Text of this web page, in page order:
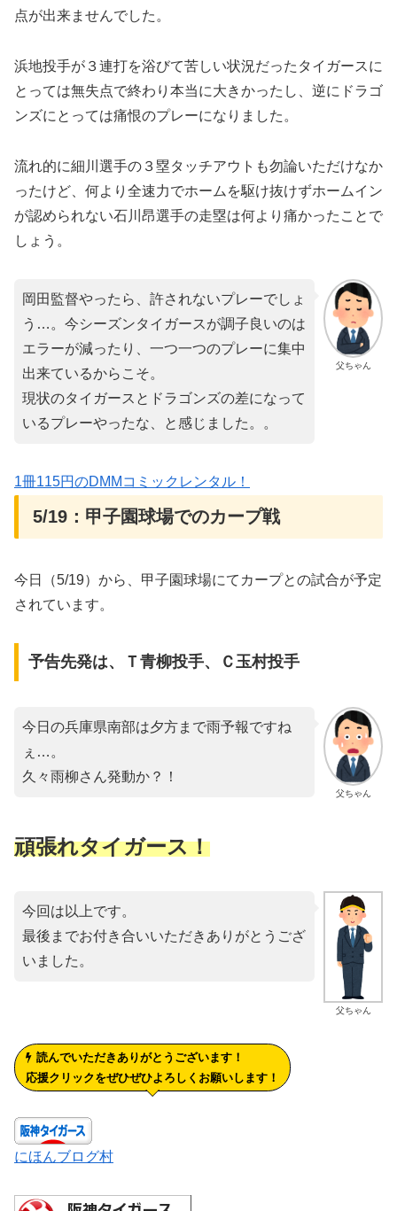
点が出来ませんでした。
浜地投手が３連打を浴びて苦しい状況だったタイガースに
とっては無失点で終わり本当に大きかったし、逆にドラゴ
ンズにとっては痛恨のプレーになりました。
流れ的に細川選手の３塁タッチアウトも勿論いただけなか
ったけど、何より全速力でホームを駆け抜けずホームイン
が認められない石川昂選手の走塁は何より痛かったことで
しょう。
父ちゃん
岡田監督やったら、許されないプレーでしょ
う…。今シーズンタイガースが調子良いのは
エラーが減ったり、一つ一つのプレーに集中
出来ているからこそ。
現状のタイガースとドラゴンズの差になって
いるプレーやったな、と感じました。。
1冊115円のDMMコミックレンタル！
5/19：甲子園球場でのカープ戦
今日（5/19）から、甲子園球場にてカープとの試合が予定
されています。
予告先発は、Ｔ青柳投手、Ｃ玉村投手
父ちゃん
今日の兵庫県南部は夕方まで雨予報ですね
ぇ…。
久々雨柳さん発動か？！
頑張れタイガース！
父ちゃん
今回は以上です。
最後までお付き合いいただきありがとうござ
いました。
読んでいただきありがとうございます！
応援クリックをぜひぜひよろしくお願いします！
にほんブログ村